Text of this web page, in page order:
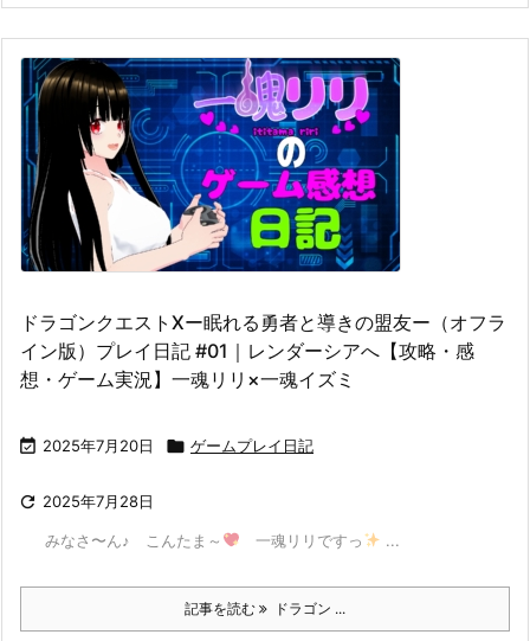
ドラゴンクエストⅩー眠れる勇者と導きの盟友ー（オフラ
イン版）プレイ日記 #01｜レンダーシアへ【攻略・感
想・ゲーム実況】一魂リリ×一魂イズミ
 2025年7月20日  ゲームプレイ日記
 2025年7月28日
みなさ〜ん♪ こんたま～ 一魂リリですっ ...
記事を読む ドラゴン ...